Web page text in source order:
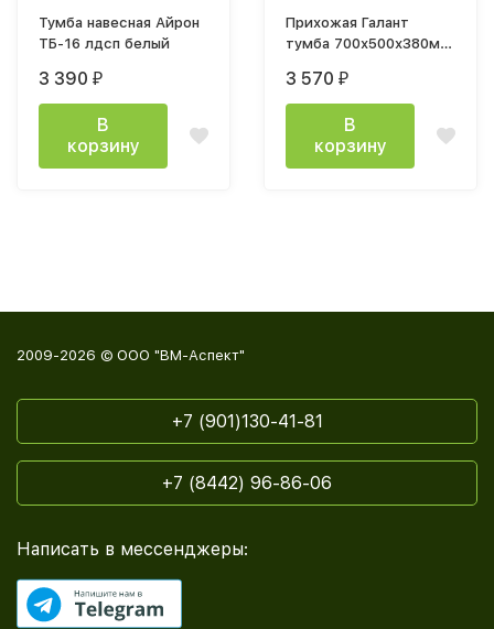
Тумба навесная Айрон
ТБ-16 лдсп белый
3 390 ₽
В
корзину
Прихожая Галант
тумба 700х500х380мм
белый белый с
тиснением древеные
3 570 ₽
В
корзину
2009-2026 © ООО "ВМ-Аспект"
+7 (901)130-41-81
+7 (8442) 96-86-06
Написать в мессенджеры: